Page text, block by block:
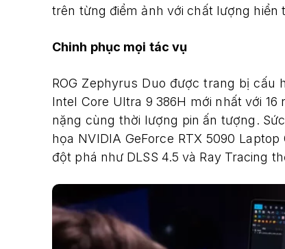
trên từng điểm ảnh với chất lượng
Chinh phục mọi tác vụ
ROG Zephyrus Duo được trang bị
Intel Core Ultra 9 386H mới nhất với
nặng cùng thời lượng pin ấn tượng.
họa NVIDIA GeForce RTX 5090
đột phá như DLSS 4.5 và Ray Tracing